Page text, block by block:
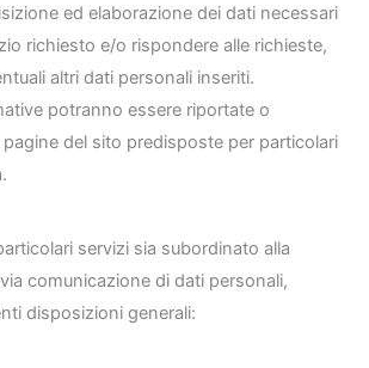
ed elaborazione dei dati necessari
richiesto e/o rispondere alle richieste,
altri dati personali inseriti.
potranno essere riportate o
del sito predisposte per particolari
servizi sia subordinato alla
comunicazione di dati personali,
disposizioni generali: